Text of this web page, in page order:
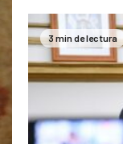
3 min de lectura